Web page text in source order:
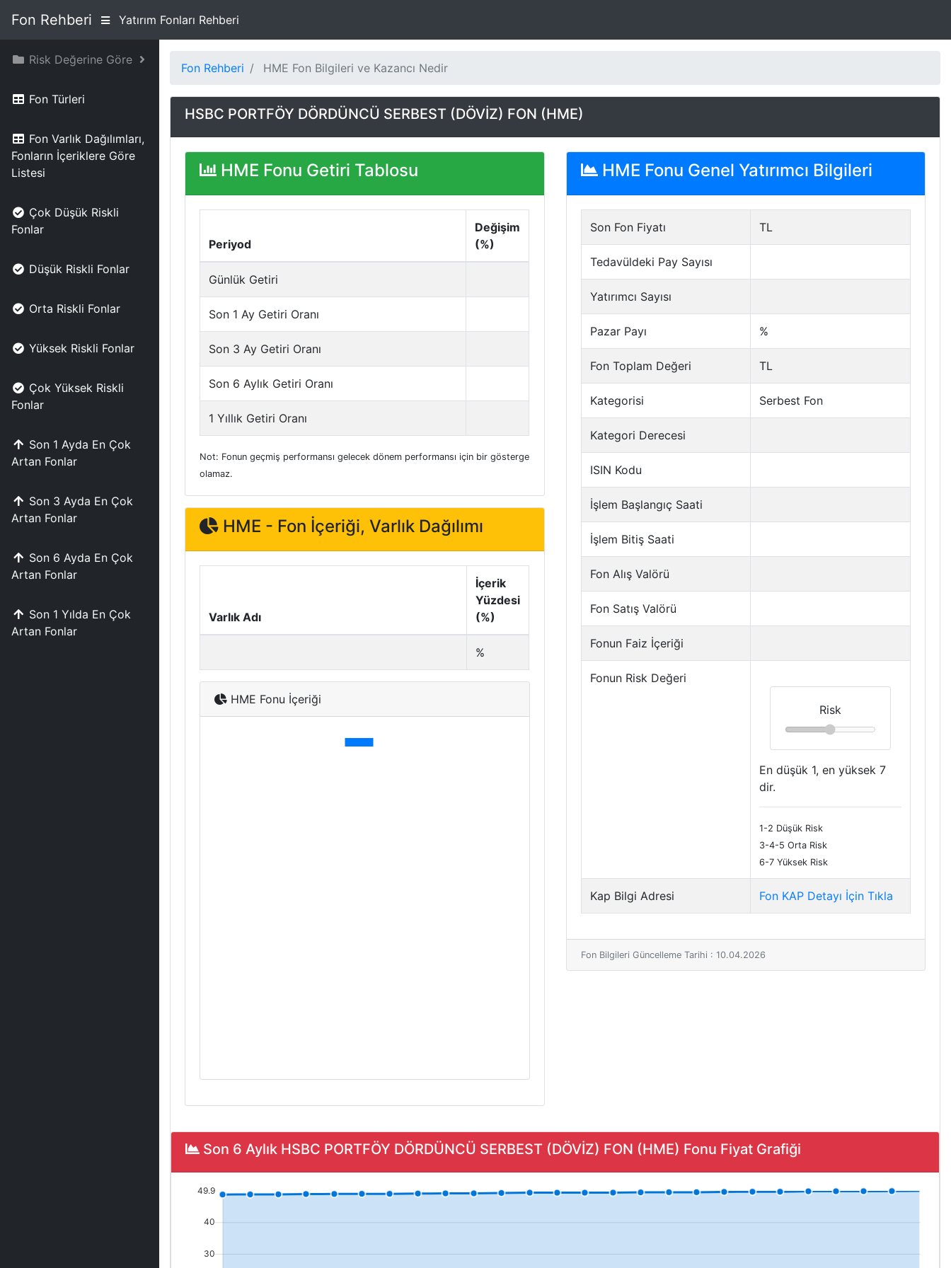
Fon Rehberi Yatırım Fonları Rehberi
Risk Değerine Göre
Fon Türleri
Fon Varlık Dağılımları,
Fonların İçeriklere Göre
Listesi
Çok Düşük Riskli
Fonlar
Düşük Riskli Fonlar
Orta Riskli Fonlar
Yüksek Riskli Fonlar
Çok Yüksek Riskli
Fonlar
Son 1 Ayda En Çok
Artan Fonlar
Son 3 Ayda En Çok
Artan Fonlar
Son 6 Ayda En Çok
Artan Fonlar
Son 1 Yılda En Çok
Artan Fonlar
Fon Rehberi HME Fon Bilgileri ve Kazancı Nedir
HSBC PORTFÖY DÖRDÜNCÜ SERBEST (DÖVİZ) FON (HME)
HME Fonu Getiri Tablosu
Periyod
Değişim
(%)
Günlük Getiri
Son 1 Ay Getiri Oranı
Son 3 Ay Getiri Oranı
Son 6 Aylık Getiri Oranı
1 Yıllık Getiri Oranı
Not: Fonun geçmiş performansı gelecek dönem performansı için bir gösterge
olamaz.
HME - Fon İçeriği, Varlık Dağılımı
Varlık Adı
İçerik
Yüzdesi
(%)
%
HME Fonu İçeriği
HME Fonu Genel Yatırımcı Bilgileri
Son Fon Fiyatı TL
Tedavüldeki Pay Sayısı
Yatırımcı Sayısı
Pazar Payı %
Fon Toplam Değeri TL
Kategorisi Serbest Fon
Kategori Derecesi
ISIN Kodu
İşlem Başlangıç Saati
İşlem Bitiş Saati
Fon Alış Valörü
Fon Satış Valörü
Fonun Faiz İçeriği
Fonun Risk Değeri
Risk
En düşük 1, en yüksek 7
dir.
1-2 Düşük Risk
3-4-5 Orta Risk
6-7 Yüksek Risk
Kap Bilgi Adresi Fon KAP Detayı İçin Tıkla
Fon Bilgileri Güncelleme Tarihi : 10.04.2026
Son 6 Aylık HSBC PORTFÖY DÖRDÜNCÜ SERBEST (DÖVİZ) FON (HME) Fonu Fiyat Grafiği